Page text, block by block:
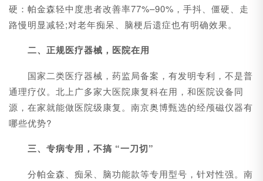
硬：帕金森轻中度患者改善率77%–90%，手抖、僵硬、走
路慢明显减轻;对老年痴呆、脑梗后遗症也有明确效果。
二、正规医疗器械，医院在用
国家二类医疗器械，药监局备案，有发明专利，不是普
通理疗仪。北上广多家大医院康复科在用，和医院设备同
源，在家就能做医院级康复。南京奥博甄选的经颅磁仪器有
哪些优势?
三、专病专用，不搞 “一刀切”
分帕金森、痴呆、脑功能款等专用型号，针对性强。南